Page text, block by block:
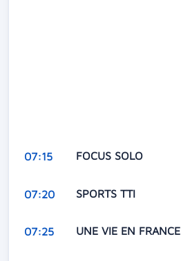
07:15 FOCUS SOLO
07:20 SPORTS TTI
07:25 UNE VIE EN FRANCE